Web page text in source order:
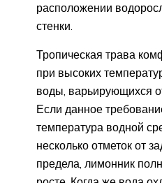
расположении
стенки.
Тропическая трава
при высоких
воды, варьирующихся
Если данное
температура водной
несколько отметок от
предела, лимонник